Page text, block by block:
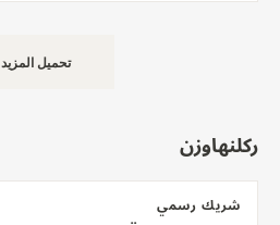
تحميل المزيد
ركلنهاوزن
شريك رسمي